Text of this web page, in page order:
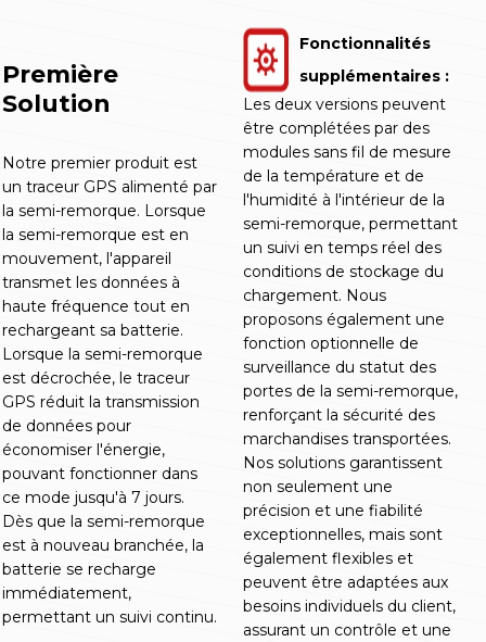
Première
Solution
Notre premier produit est
un traceur GPS alimenté par
la semi-remorque. Lorsque
la semi-remorque est en
mouvement, l'appareil
transmet les données à
haute fréquence tout en
rechargeant sa batterie.
Lorsque la semi-remorque
est décrochée, le traceur
GPS réduit la transmission
de données pour
économiser l'énergie,
pouvant fonctionner dans
ce mode jusqu'à 7 jours.
Dès que la semi-remorque
est à nouveau branchée, la
batterie se recharge
immédiatement,
permettant un suivi continu.
Fonctionnalités
supplémentaires :
Les deux versions peuvent
être complétées par des
modules sans fil de mesure
de la température et de
l'humidité à l'intérieur de la
semi-remorque, permettant
un suivi en temps réel des
conditions de stockage du
chargement. Nous
proposons également une
fonction optionnelle de
surveillance du statut des
portes de la semi-remorque,
renforçant la sécurité des
marchandises transportées.
Nos solutions garantissent
non seulement une
précision et une fiabilité
exceptionnelles, mais sont
également flexibles et
peuvent être adaptées aux
besoins individuels du client,
assurant un contrôle et une